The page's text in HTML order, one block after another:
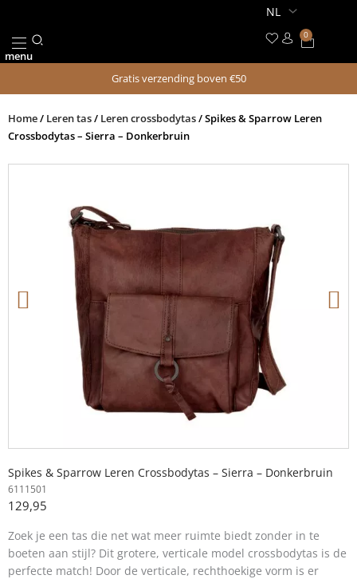
de
inhoud
menu
0
Gratis verzending boven €50
Home/ Leren tas/ Leren crossbodytas/ Spikes & Sparrow Leren
Crossbodytas – Sierra – Donkerbruin
Spikes & Sparrow Leren Crossbodytas – Sierra – Donkerbruin
6111501
129,95
Zoek je een tas die net wat meer ruimte biedt zonder in te
boeten aan stijl? Dit grotere, verticale model crossbodytas is de
perfecte match! Door de verticale, rechthoekige vorm is er